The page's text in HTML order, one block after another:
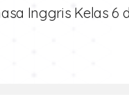
Inggris Kelas 6